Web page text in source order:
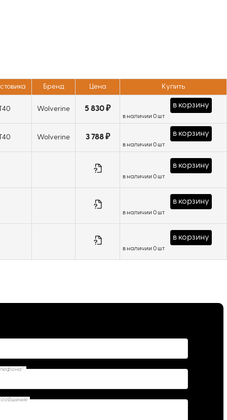
Бренд Цена Купить
Wolverine 5 830 ₽ в корзину
в наличии 0 шт
Wolverine 3 788 ₽ в корзину
в наличии 0 шт
в корзину
в наличии 0 шт
в корзину
в наличии 0 шт
в корзину
в наличии 0 шт